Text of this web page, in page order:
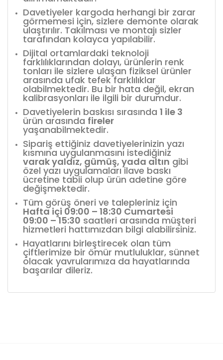
Davetiyeler kargoda herhangi bir zarar
görmemesi için, sizlere demonte olarak
ulaştırılır. Takılması ve montajı sizler
tarafından kolayca yapılabilir.
Dijital ortamlardaki teknoloji
farklılıklarından dolayı, ürünlerin renk
tonları ile sizlere ulaşan fiziksel ürünler
arasında ufak tefek farklılıklar
olabilmektedir. Bu bir hata değil, ekran
kalibrasyonları ile ilgili bir durumdur.
Davetiyelerin baskısı sırasında 1 ile 3
ürün arasında fireler
yaşanabilmektedir.
Sipariş ettiğiniz davetiyelerinizin yazı
kısmına uygulanmasını istediğiniz
varak yaldız, gümüş, yada altın gibi
özel yazı uygulamaları ilave baskı
ücretine tabii olup ürün adetine göre
değişmektedir.
Tüm görüş öneri ve talepleriniz için
Hafta içi 09:00 – 18:30 Cumartesi
09:00 – 15:30 saatleri arasında müşteri
hizmetleri hattımızdan bilgi alabilirsiniz.
Hayatlarını birleştirecek olan tüm
çiftlerimize bir ömür mutluluklar, sünnet
olacak yavrularımıza da hayatlarında
başarılar dileriz.